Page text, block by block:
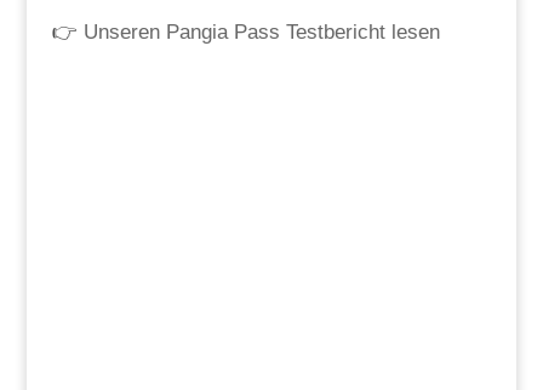
👉 Unseren Pangia Pass Testbericht lesen